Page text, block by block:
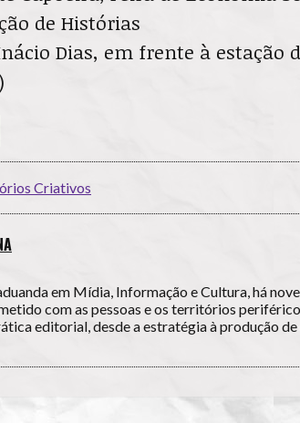
de Histórias
Dias, em frente à estação
Criativos
em Mídia, Informação e Cultura, há
com as pessoas e os territórios
editorial, desde a estratégia à produção